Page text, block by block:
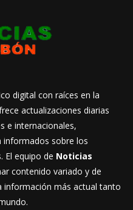
digital con raíces en la
actualizaciones diarias
e internacionales,
informados sobre los
El equipo de Noticias
contenido variado y de
información más actual tanto